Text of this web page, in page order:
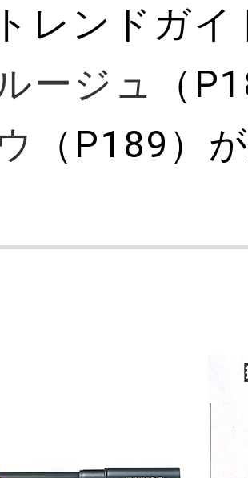
レンドガ
ージュ
（
（P189）